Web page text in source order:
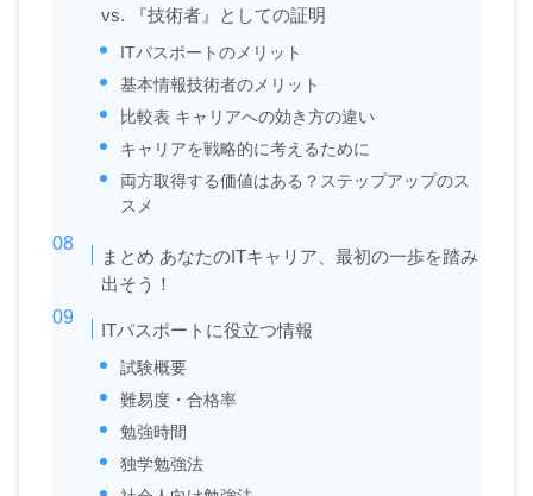
vs. 『技術者』としての証明
ITパスポートのメリット
基本情報技術者のメリット
比較表 キャリアへの効き方の違い
キャリアを戦略的に考えるために
両方取得する価値はある？ステップアップのス
スメ
まとめ あなたのITキャリア、最初の一歩を踏み
出そう！
ITパスポートに役立つ情報
試験概要
難易度・合格率
勉強時間
独学勉強法